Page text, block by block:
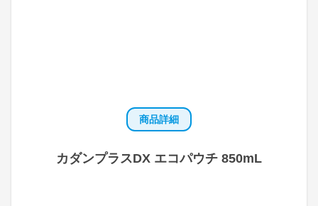
商品詳細
カダンプラスDX エコパウチ 850mL